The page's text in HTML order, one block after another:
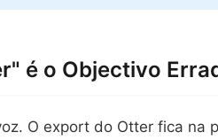
é o Objectivo
O export do Otter fica na